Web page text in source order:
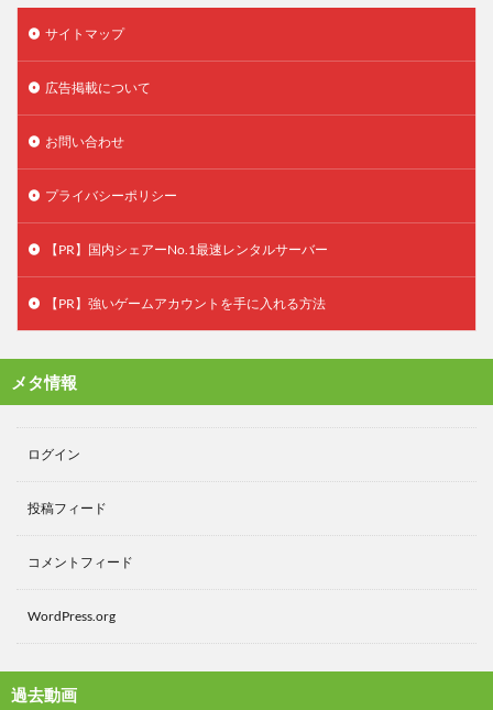
サイトマップ
広告掲載について
お問い合わせ
プライバシーポリシー
【PR】国内シェアーNo.1最速レンタルサーバー
【PR】強いゲームアカウントを手に入れる方法
メタ情報
ログイン
投稿フィード
コメントフィード
WordPress.org
過去動画